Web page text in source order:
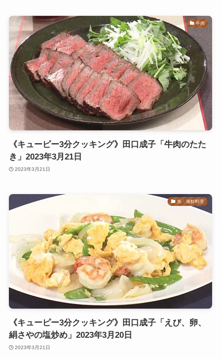
牛肉
《キューピー3分クッキング》田口成子「牛肉のたた
き」2023年3月21日
2023年3月21日
魚・海鮮料理
《キューピー3分クッキング》田口成子「えび、卵、
絹さやの塩炒め」2023年3月20日
2023年3月21日